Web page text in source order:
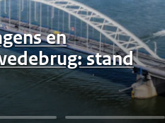
en
stand